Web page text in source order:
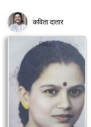
कविता दातार